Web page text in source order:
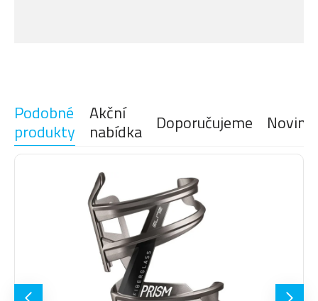
Podobné
produkty
Akční
nabídka Doporučujeme